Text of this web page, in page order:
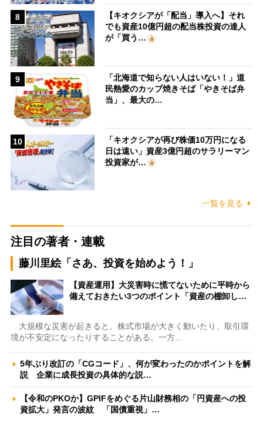
8
【キオクシアが「配当」導入へ】それ
でも資産10億円超の配当株投資の達人
が「買う…
9
「北海道で知らない人はいない！」道
民熱愛のカップ焼きそば「やきそば弁
当」、最大の…
10
「キオクシアが再び株価10万円になる
日は遠い」資産3億円超のサラリーマン
投資家が…
一覧を見る
注目の著者・連載
藤川里絵「さあ、投資を始めよう！」
【資産運用】大災害時に慌てないために平時から
備えておきたい3つのポイント「資産の棚卸し…
大規模な災害が起きると、株式市場が大きく動いたり、取引環
境が不安定になったりすることがある。一方…
5年ぶり改訂の「CGコード」、何が変わったのかポイントを解
説 企業に成長投資の具体的な説…
【令和のPKOか】GPIFをめぐる片山財務相の「円資産への投
資拡大」発言の波紋 「国債重視」…